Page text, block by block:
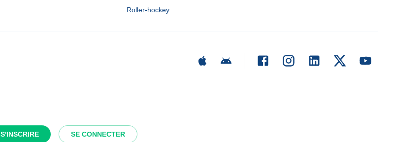
S'INSCRIRE SE CONNECTER
Roller-hockey